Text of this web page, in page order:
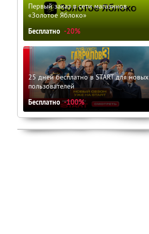
Первый заказ в сети магазинов
«Золотое Яблоко»
Бесплатно -20%
25 дней бесплатно в START для новых
пользователей
Бесплатно -100%